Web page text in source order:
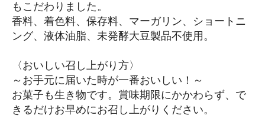
もこだわりました。
香料、着色料、保存料、マーガリン、ショートニ
ング、液体油脂、未発酵大豆製品不使用。
〈おいしい召し上がり方〉
～お手元に届いた時が一番おいしい！～
お菓子も生き物です。賞味期限にかかわらず、で
きるだけお早めにお召し上がりください。